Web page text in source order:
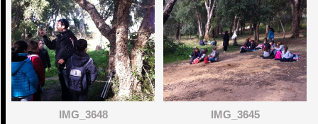
IMG_3648 IMG_3645